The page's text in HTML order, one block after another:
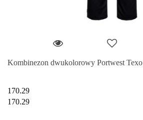
Kombinezon dwukolorowy Portwest Texo
170.29
170.29